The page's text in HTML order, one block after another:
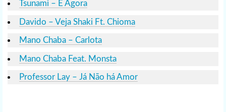
Tsunami – É Agora
Davido – Veja Shaki Ft. Chioma
Mano Chaba – Carlota
Mano Chaba Feat. Monsta
Professor Lay – Já Não há Amor